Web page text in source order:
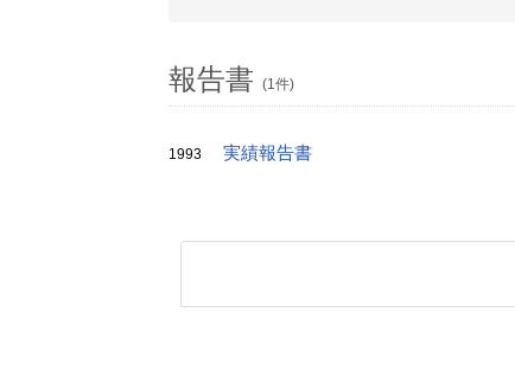
報告書 (1件)
1993 実績報告書